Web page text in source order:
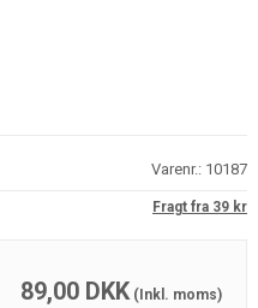
Varenr.: 10187
Fragt fra 39 kr
89,00 DKK(Inkl. moms)